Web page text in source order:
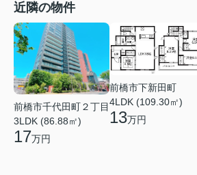
近隣の物件
前橋市千代田町２丁目
3LDK (86.88㎡)
17万円
前橋市下新田町
4LDK (109.30㎡)
13万円